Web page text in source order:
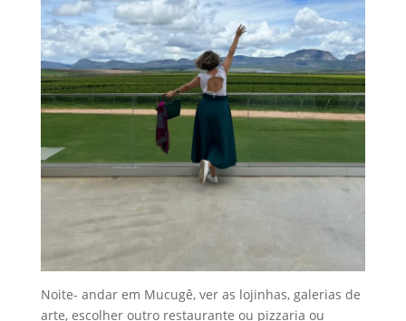
Noite- andar em Mucugê, ver as lojinhas, galerias de
arte, escolher outro restaurante ou pizzaria ou